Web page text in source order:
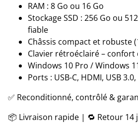
RAM : 8 Go ou 16 Go
Stockage SSD : 256 Go ou
fiable
Châssis compact et robuste
Clavier rétroéclairé – confort
Windows 10 Pro / Windows
Ports : USB-C, HDMI, USB
✅ Reconditionné, contrôlé &
📦 Livraison rapide | 🔁 Retour